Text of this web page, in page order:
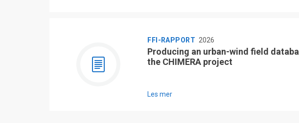
FFI-RAPPORT 2026
Producing an urban-wind field
the CHIMERA project
Les mer